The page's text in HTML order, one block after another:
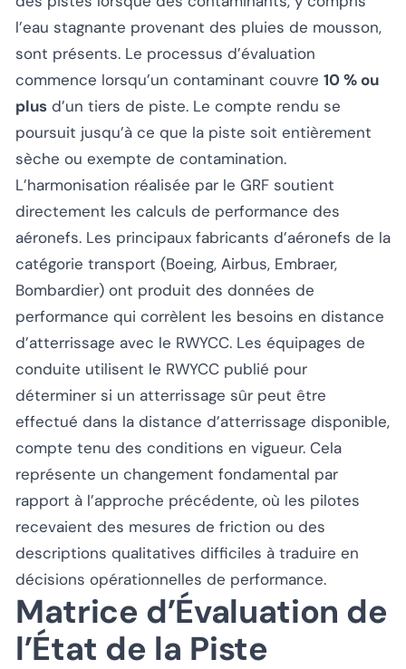
l’eau stagnante provenant des pluies de mousson,
sont présents. Le processus d’évaluation
commence lorsqu’un contaminant couvre 10 % ou
plus d’un tiers de piste. Le compte rendu se
poursuit jusqu’à ce que la piste soit entièrement
sèche ou exempte de contamination.
L’harmonisation réalisée par le GRF soutient
directement les calculs de performance des
aéronefs. Les principaux fabricants d’aéronefs de la
catégorie transport (Boeing, Airbus, Embraer,
Bombardier) ont produit des données de
performance qui corrèlent les besoins en distance
d’atterrissage avec le RWYCC. Les équipages de
conduite utilisent le RWYCC publié pour
déterminer si un atterrissage sûr peut être
effectué dans la distance d’atterrissage disponible,
compte tenu des conditions en vigueur. Cela
représente un changement fondamental par
rapport à l’approche précédente, où les pilotes
recevaient des mesures de friction ou des
descriptions qualitatives difficiles à traduire en
décisions opérationnelles de performance.
Matrice d’Évaluation de
l’État de la Piste